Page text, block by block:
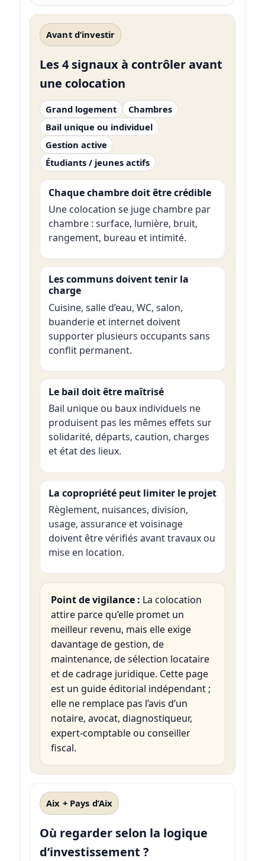
Avant d’investir
Les 4 signaux à contrôler avant
une colocation
Grand logement
Chambres
Bail unique ou individuel
Gestion active
Étudiants / jeunes actifs
Chaque chambre doit être crédible
Une colocation se juge chambre par
chambre : surface, lumière, bruit,
rangement, bureau et intimité.
Les communs doivent tenir la
charge
Cuisine, salle d’eau, WC, salon,
buanderie et internet doivent
supporter plusieurs occupants sans
conflit permanent.
Le bail doit être maîtrisé
Bail unique ou baux individuels ne
produisent pas les mêmes effets sur
solidarité, départs, caution, charges
et état des lieux.
La copropriété peut limiter le projet
Règlement, nuisances, division,
usage, assurance et voisinage
doivent être vérifiés avant travaux ou
mise en location.
Point de vigilance : La colocation
attire parce qu’elle promet un
meilleur revenu, mais elle exige
davantage de gestion, de
maintenance, de sélection locataire
et de cadrage juridique. Cette page
est un guide éditorial indépendant ;
elle ne remplace pas l’avis d’un
notaire, avocat, diagnostiqueur,
expert-comptable ou conseiller
fiscal.
Aix + Pays d’Aix
Où regarder selon la logique
d’investissement ?